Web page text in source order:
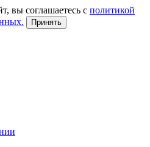
вы соглашаетесь с политикой
Принять